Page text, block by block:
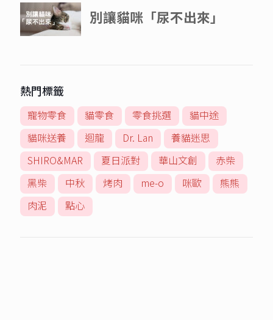
熱門標籤
寵物零食 貓零食 零食挑選
貓中途
貓咪送養
迴龍 Dr. Lan
養貓迷思
SHIRO&MAR
夏日派對 華山文創
赤柴
黑柴
中秋 烤肉 me-o 咪歐
熊熊
肉泥
點心